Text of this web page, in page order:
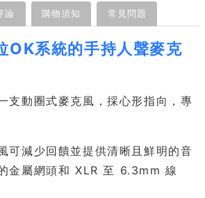
論 購物須知 常見問題
OK系統的手持人聲麥克
動圈式麥克風，採心形指向，專
可減少回饋並提供清晰且鮮明的音
金屬網頭和 XLR 至 6.3mm 線